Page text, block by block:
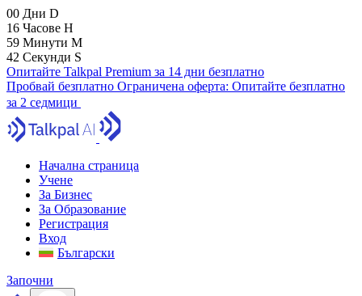
00 Дни D
16 Часове H
59 Минути M
41 Секунди S
Опитайте Talkpal Premium за 14 дни безплатно
Пробвай безплатно Ограничена оферта: Опитайте безплатно
за 2 седмици
Начална страница
Учене
За Бизнес
За Образование
Регистрация
Вход
Български
Започни